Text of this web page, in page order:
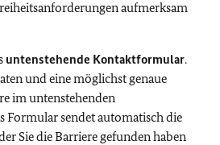
aufmerksam
untenstehende Kontaktformular.
und eine möglichst genaue
im untenstehenden
Formular sendet automatisch die
Sie die Barriere gefunden haben